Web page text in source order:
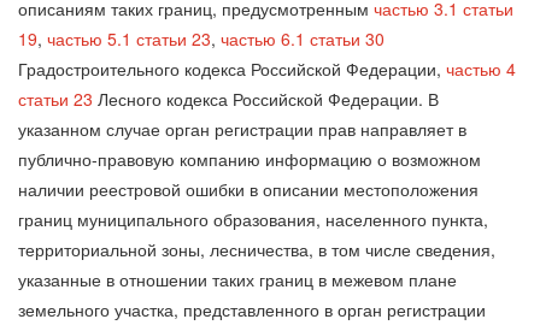
описаниям таких границ, предусмотренным частью 3.1 статьи
19, частью 5.1 статьи 23, частью 6.1 статьи 30
Градостроительного кодекса Российской Федерации, частью 4
статьи 23 Лесного кодекса Российской Федерации. В
указанном случае орган регистрации прав направляет в
публично-правовую компанию информацию о возможном
наличии реестровой ошибки в описании местоположения
границ муниципального образования, населенного пункта,
территориальной зоны, лесничества, в том числе сведения,
указанные в отношении таких границ в межевом плане
земельного участка, представленного в орган регистрации